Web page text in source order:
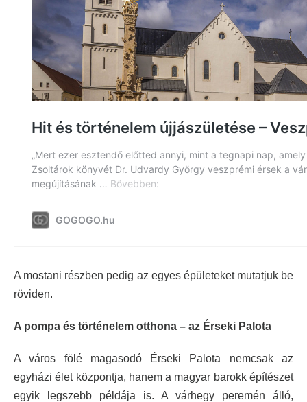
A mostani részben pedig az egyes épületeket mutatjuk be
röviden.
A pompa és történelem otthona – az Érseki Palota
A város fölé magasodó Érseki Palota nemcsak az
egyházi élet központja, hanem a magyar barokk építészet
egyik legszebb példája is. A várhegy peremén álló,